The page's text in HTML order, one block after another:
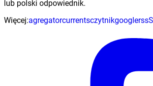
lub polski odpowiednik.
Więcej:agregatorcurrentsczytnikgooglerss